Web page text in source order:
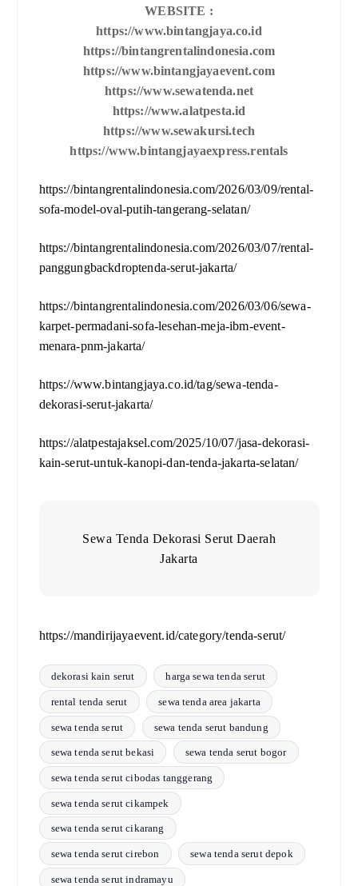
WEBSITE :
https://www.bintangjaya.co.id
https://bintangrentalindonesia.com
https://www.bintangjayaevent.com
https://www.sewatenda.net
https://www.alatpesta.id
https://www.sewakursi.tech
https://www.bintangjayaexpress.rentals
https://bintangrentalindonesia.com/2026/03/09/rental-
sofa-model-oval-putih-tangerang-selatan/
https://bintangrentalindonesia.com/2026/03/07/rental-
panggungbackdroptenda-serut-jakarta/
https://bintangrentalindonesia.com/2026/03/06/sewa-
karpet-permadani-sofa-lesehan-meja-ibm-event-
menara-pnm-jakarta/
https://www.bintangjaya.co.id/tag/sewa-tenda-
dekorasi-serut-jakarta/
https://alatpestajaksel.com/2025/10/07/jasa-dekorasi-
kain-serut-untuk-kanopi-dan-tenda-jakarta-selatan/
Sewa Tenda Dekorasi Serut Daerah
Jakarta
https://mandirijayaevent.id/category/tenda-serut/
dekorasi kain serut harga sewa tenda serut
rental tenda serut sewa tenda area jakarta
sewa tenda serut sewa tenda serut bandung
sewa tenda serut bekasi sewa tenda serut bogor
sewa tenda serut cibodas tanggerang
sewa tenda serut cikampek
sewa tenda serut cikarang
sewa tenda serut cirebon sewa tenda serut depok
sewa tenda serut indramayu